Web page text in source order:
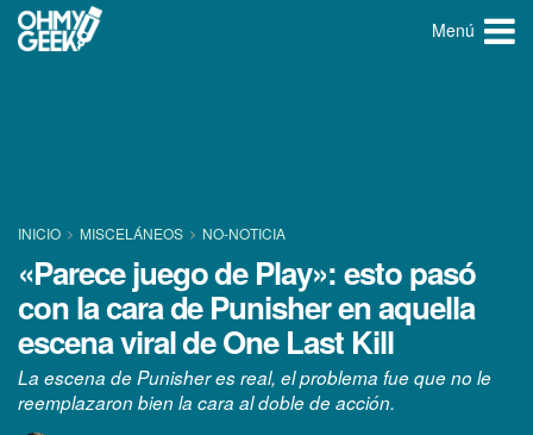
Menú
INICIO MISCELÁNEOS NO-NOTICIA
«Parece juego de Play»: esto pasó
con la cara de Punisher en aquella
escena viral de One Last Kill
La escena de Punisher es real, el problema fue que no le
reemplazaron bien la cara al doble de acción.